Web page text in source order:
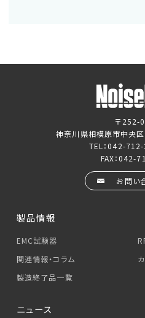
〒252-
神奈川県相模原市中央
TEL：042-
FAX：042-
お問い
製品情報
EMC試験器
関連情報・コラム
製造終了品一覧
ニュース